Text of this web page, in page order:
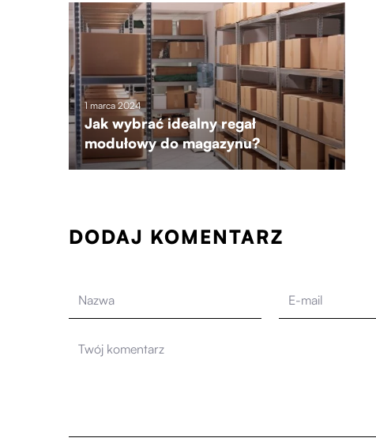
1 marca 2024
Jak wybrać idealny regał
modułowy do magazynu?
DODAJ KOMENTARZ